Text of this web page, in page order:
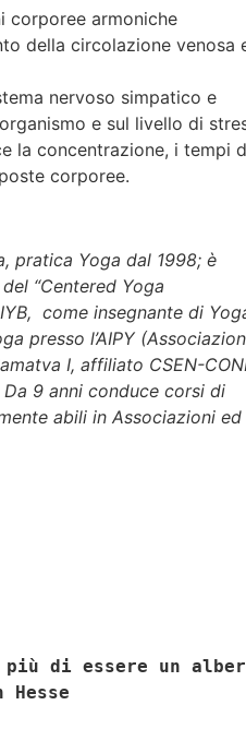
corporee armoniche
della circolazione venosa
nervoso simpatico e
e sul livello di
la concentrazione, i tempi
corporee.
pratica Yoga dal 1998; è
“Centered Yoga
come insegnante di
presso l’AIPY
I, affiliato CSEN-
9 anni conduce corsi di
abili in Associazioni ed
di essere un
Hesse